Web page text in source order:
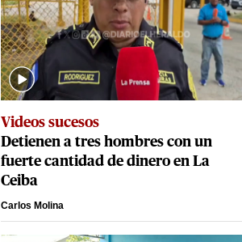
Videos sucesos
Detienen a tres hombres con un
fuerte cantidad de dinero en La
Ceiba
Carlos Molina